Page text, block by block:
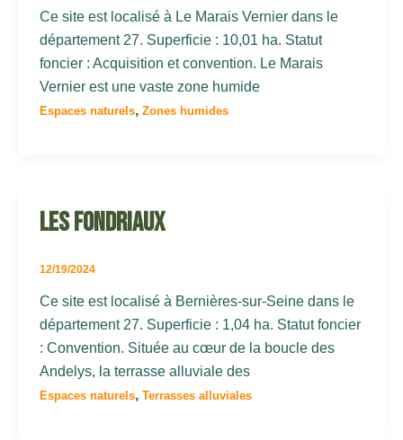
Ce site est localisé à Le Marais Vernier dans le
département 27. Superficie : 10,01 ha. Statut
foncier : Acquisition et convention. Le Marais
Vernier est une vaste zone humide
Espaces naturels, Zones humides
Les Fondriaux
12/19/2024
Ce site est localisé à Bernières-sur-Seine dans le
département 27. Superficie : 1,04 ha. Statut foncier
: Convention. Située au cœur de la boucle des
Andelys, la terrasse alluviale des
Espaces naturels, Terrasses alluviales